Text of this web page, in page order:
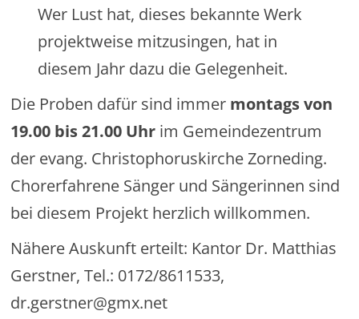
Wer Lust hat, dieses bekannte Werk
projektweise mitzusingen, hat in
diesem Jahr dazu die Gelegenheit.
Die Proben dafür sind immer montags von
19.00 bis 21.00 Uhr im Gemeindezentrum
der evang. Christophoruskirche Zorneding.
Chorerfahrene Sänger und Sängerinnen sind
bei diesem Projekt herzlich willkommen.
Nähere Auskunft erteilt: Kantor Dr. Matthias
Gerstner, Tel.: 0172/8611533,
dr.gerstner@gmx.net